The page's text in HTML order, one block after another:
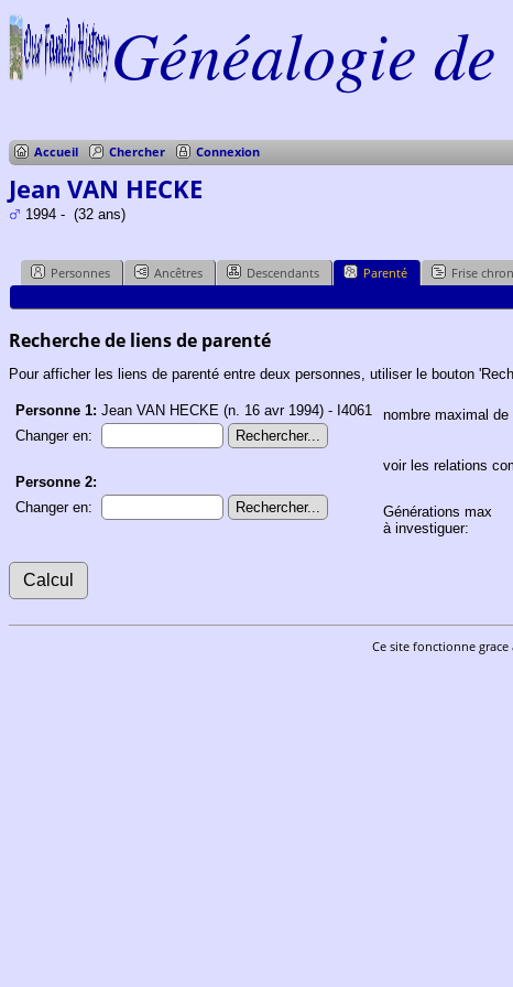
Généalogie
Accueil Chercher Connexion
Jean VAN HECKE
1994 - (32 ans)
Personnes Ancêtres Descendants Parenté Frise
Recherche de liens de parenté
Pour afficher les liens de parenté entre deux personnes, utiliser le bouton
Personne 1: Jean VAN HECKE (n. 16 avr 1994) - I4061
Changer en:
Personne 2:
Changer en:
nombre maximal
voir les relations
Générations max
à investiguer:
Ce site fonctionne grace